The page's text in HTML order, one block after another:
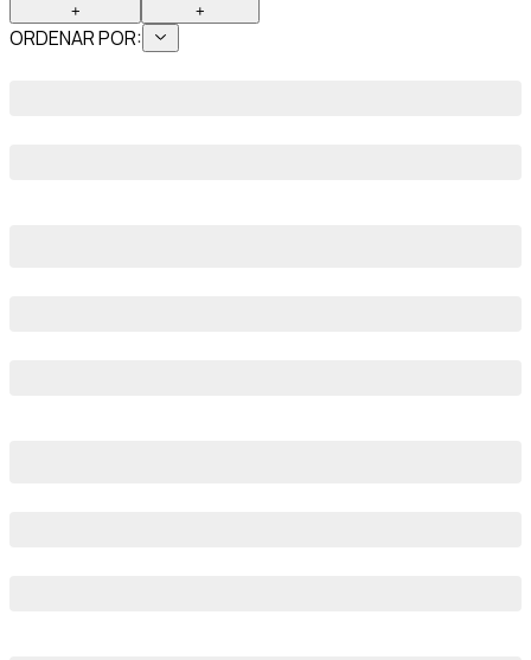
+
+
ORDENAR POR: